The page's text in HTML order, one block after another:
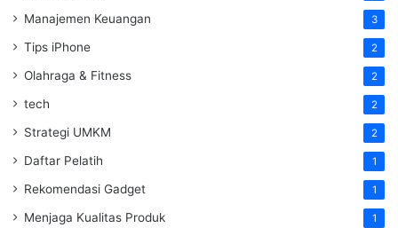
Manajemen Keuangan 3
Tips iPhone 2
Olahraga & Fitness 2
tech 2
Strategi UMKM 2
Daftar Pelatih 1
Rekomendasi Gadget 1
Menjaga Kualitas Produk 1